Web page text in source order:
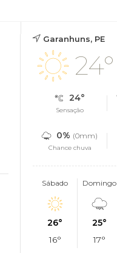
Garanhuns, PE
24°
24°
Sensação
0% (0mm)
Chance chuva
Sábado
26°
16°
Domingo
25°
17°